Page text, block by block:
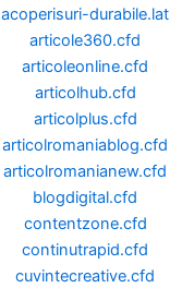
acoperisuri-durabile.lat
articole360.cfd
articoleonline.cfd
articolhub.cfd
articolplus.cfd
articolromaniablog.cfd
articolromanianew.cfd
blogdigital.cfd
contentzone.cfd
continutrapid.cfd
cuvintecreative.cfd